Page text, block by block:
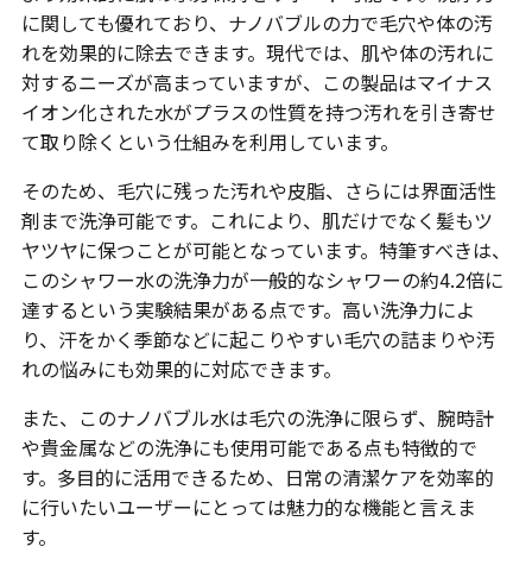
に関しても優れており、ナノバブルの力で毛穴や体の汚
れを効果的に除去できます。現代では、肌や体の汚れに
対するニーズが高まっていますが、この製品はマイナス
イオン化された水がプラスの性質を持つ汚れを引き寄せ
て取り除くという仕組みを利用しています。
そのため、毛穴に残った汚れや皮脂、さらには界面活性
剤まで洗浄可能です。これにより、肌だけでなく髪もツ
ヤツヤに保つことが可能となっています。特筆すべきは、
このシャワー水の洗浄力が一般的なシャワーの約4.2倍に
達するという実験結果がある点です。高い洗浄力によ
り、汗をかく季節などに起こりやすい毛穴の詰まりや汚
れの悩みにも効果的に対応できます。
また、このナノバブル水は毛穴の洗浄に限らず、腕時計
や貴金属などの洗浄にも使用可能である点も特徴的で
す。多目的に活用できるため、日常の清潔ケアを効率的
に行いたいユーザーにとっては魅力的な機能と言えま
す。